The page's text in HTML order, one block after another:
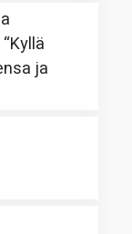
Kyllä
ja